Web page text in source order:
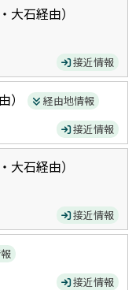
大石経由）
接近情報
） 経由地情報
接近情報
大石経由）
接近情報
接近情報